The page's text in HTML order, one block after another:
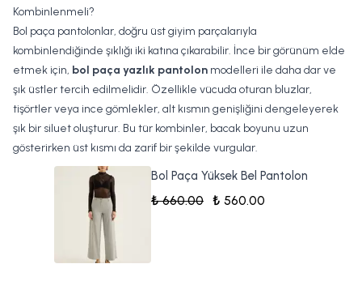
Kombinlenmeli?
Bol paça pantolonlar, doğru üst giyim parçalarıyla
kombinlendiğinde şıklığı iki katına çıkarabilir. İnce bir görünüm elde
etmek için, bol paça yazlık pantolon modelleri ile daha dar ve
şık üstler tercih edilmelidir. Özellikle vücuda oturan bluzlar,
tişörtler veya ince gömlekler, alt kısmın genişliğini dengeleyerek
şık bir siluet oluşturur. Bu tür kombinler, bacak boyunu uzun
gösterirken üst kısmı da zarif bir şekilde vurgular.
Bol Paça Yüksek Bel Pantolon
₺ 660.00 ₺ 560.00